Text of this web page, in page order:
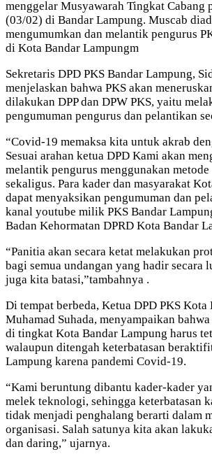
menggelar Musyawarah Tingkat Cabang
(03/02) di Bandar Lampung. Muscab
mengumumkan dan melantik pengurus
di Kota Bandar Lampungm
Sekretaris DPD PKS Bandar Lampung,
menjelaskan bahwa PKS akan
dilakukan DPP dan DPW PKS, yaitu
pengumuman pengurus dan pelantikan
“Covid-19 memaksa kita untuk akrab
Sesuai arahan ketua DPD Kami akan
melantik pengurus menggunakan
sekaligus. Para kader dan masyarakat
dapat menyaksikan pengumuman dan
kanal youtube milik PKS Bandar
Badan Kehormatan DPRD Kota Bandar
“Panitia akan secara ketat melakukan
bagi semua undangan yang hadir secara
juga kita batasi,”tambahnya .
Di tempat berbeda, Ketua DPD PKS Kota
Muhamad Suhada, menyampaikan
di tingkat Kota Bandar Lampung harus
walaupun ditengah keterbatasan
Lampung karena pandemi Covid-19.
“Kami beruntung dibantu kader-kader
melek teknologi, sehingga keterbatasan
tidak menjadi penghalang berarti dalam
organisasi. Salah satunya kita akan
dan daring,” ujarnya.